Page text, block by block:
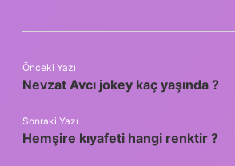
Önceki Yazı
Nevzat Avcı jokey kaç yaşında ?
Sonraki Yazı
Hemşire kıyafeti hangi renktir ?